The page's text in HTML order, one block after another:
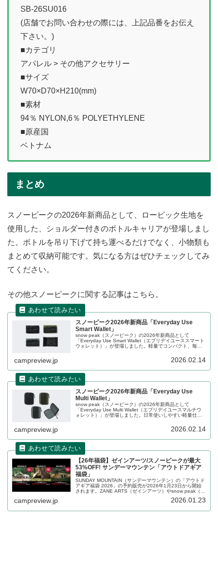
SB-26SU016
(店舗でお問い合わせの際には、上記品番をお伝え
下さい。)
■カテゴリ
アパレル > その他アクセサリー
■サイズ
W70×D70×H210(mm)
■素材
94％ NYLON,6％ POLYETHYLENE
■原産国
ベトナム
まとめ
スノーピークの2026年新商品として、ロービック生地を
使用した、ショルダー付きのボトルキャリアが登場しまし
た。ボトルを吊り下げて持ち運べるだけでなく、小物類も
まとめて収納可能です。気になる方はぜひチェックしてみ
てください。
その他スノーピークに関する記事はこちら。
スノーピーク2026年新商品「Everyday Use
Smart Wallet」
snow peak（スノーピーク）の2026年新商品として
「Everyday Use Smart Wallet（エブリデイユーススマート
ウォレット）」が登場しました。軽量でコンパクト、毎日
収まるサイズなので、ポケットやバッグに入れても邪魔に
campreview.jp 2026.02.14
スノーピーク2026年新商品「Everyday Use
Multi Wallet」
snow peak（スノーピーク）の2026年新商品として
「Everyday Use Multi Wallet（エブリデイユースマルチウ
ォレット）」が登場しました。日常使いしやすい軽量仕様
を施したナイロン素材を使用し、ファスナーでスムーズに
campreview.jp 2026.02.14
【26年福袋】ゼインアーツ/スノーピークが最大
53%OFF! サンデーマウンテン「アウトドアギア
福袋」
SUNDAY MOUNTAIN（サンデーマウンテン）の「アウトド
アギア福袋 2026」の予約販売が2026年1月23日から開始
されます。ZANE ARTS（ゼインアーツ）やsnow peak（ス
campreview.jp 2026.01.23